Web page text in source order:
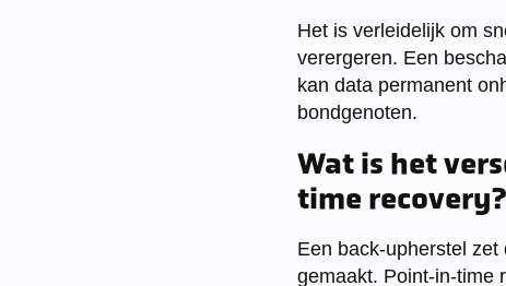
Het is verleidelijk om
verergeren. Een
kan data permanent
bondgenoten.
Wat is het
time recovery?
Een back-upherstel
gemaakt. Point-in-time